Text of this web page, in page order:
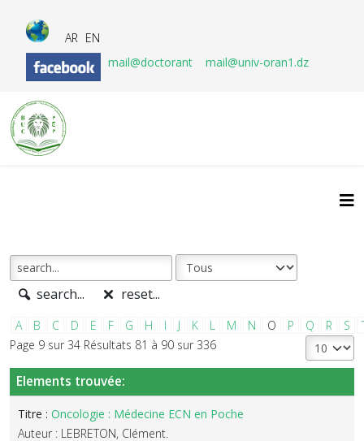
AR EN
mail@doctorant
mail@univ-oran1.dz
search... reset...
A B C D E F G H I J K L M N O P Q R S
Page 9 sur 34 Résultats 81 à 90 sur 336
Elements trouvée:
Titre : Oncologie : Médecine ECN en Poche
Auteur : LEBRETON, Clément.